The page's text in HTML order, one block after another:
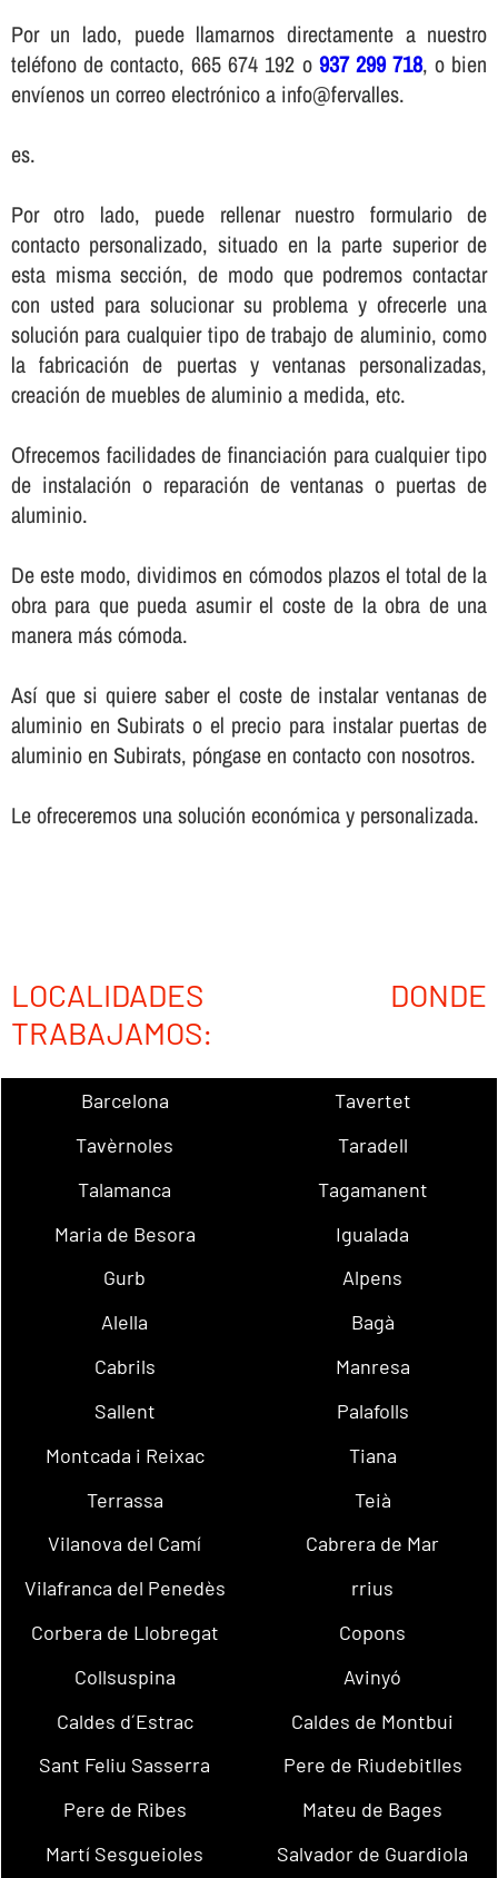
Por un lado, puede llamarnos directamente a nuestro
teléfono de contacto, 665 674 192 o 937 299 718, o bien
enví­enos un correo electrónico a info@fervalles.
es.
Por otro lado, puede rellenar nuestro formulario de
contacto personalizado, situado en la parte superior de
esta misma sección, de modo que podremos contactar
con usted para solucionar su problema y ofrecerle una
solución para cualquier tipo de trabajo de aluminio, como
la fabricación de puertas y ventanas personalizadas,
creación de muebles de aluminio a medida, etc.
Ofrecemos facilidades de financiación para cualquier tipo
de instalación o reparación de ventanas o puertas de
aluminio.
De este modo, dividimos en cómodos plazos el total de la
obra para que pueda asumir el coste de la obra de una
manera más cómoda.
Así­ que si quiere saber el coste de instalar ventanas de
aluminio en Subirats o el precio para instalar puertas de
aluminio en Subirats, póngase en contacto con nosotros.
Le ofreceremos una solución económica y personalizada.
LOCALIDADES DONDE
TRABAJAMOS:
Barcelona
Tavertet
Tavèrnoles
Taradell
Talamanca
Tagamanent
Maria de Besora
Igualada
Gurb
Alpens
Alella
Bagà
Cabrils
Manresa
Sallent
Palafolls
Montcada i Reixac
Tiana
Terrassa
Teià
Vilanova del Camí
Cabrera de Mar
Vilafranca del Penedès
rrius
Corbera de Llobregat
Copons
Collsuspina
Avinyó
Caldes d´Estrac
Caldes de Montbui
Sant Feliu Sasserra
Pere de Riudebitlles
Pere de Ribes
Mateu de Bages
Martí Sesgueioles
Salvador de Guardiola